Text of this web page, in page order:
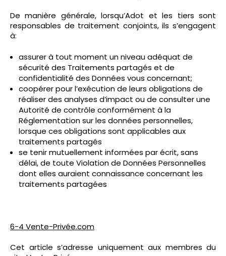
De manière générale, lorsqu’Adot et les tiers sont
responsables de traitement conjoints, ils s’engagent
à:
assurer à tout moment un niveau adéquat de
sécurité des Traitements partagés et de
confidentialité des Données vous concernant;
coopérer pour l’exécution de leurs obligations de
réaliser des analyses d’impact ou de consulter une
Autorité de contrôle conformément à la
Réglementation sur les données personnelles,
lorsque ces obligations sont applicables aux
traitements partagés
se tenir mutuellement informées par écrit, sans
délai, de toute Violation de Données Personnelles
dont elles auraient connaissance concernant les
traitements partagées
6-4 Vente-Privée.com
Cet article s’adresse uniquement aux membres du